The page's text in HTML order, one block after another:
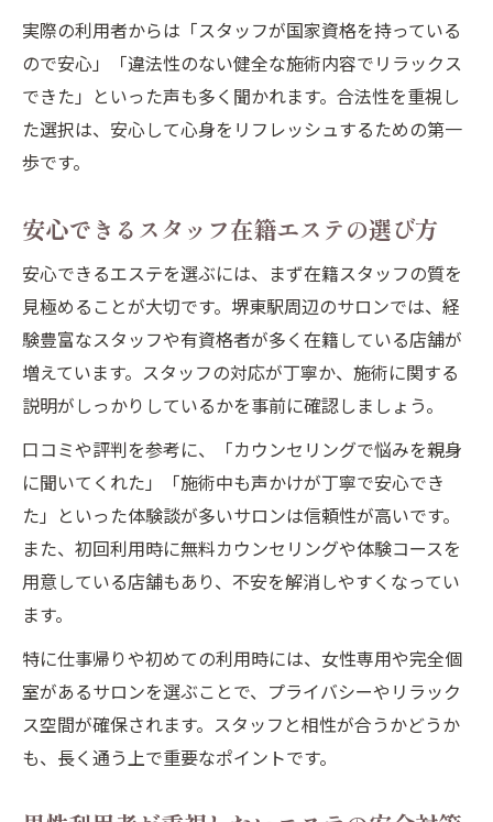
実際の利用者からは「スタッフが国家資格を持っている
ので安心」「違法性のない健全な施術内容でリラックス
できた」といった声も多く聞かれます。合法性を重視し
た選択は、安心して心身をリフレッシュするための第一
歩です。
安心できるスタッフ在籍エステの選び方
安心できるエステを選ぶには、まず在籍スタッフの質を
見極めることが大切です。堺東駅周辺のサロンでは、経
験豊富なスタッフや有資格者が多く在籍している店舗が
増えています。スタッフの対応が丁寧か、施術に関する
説明がしっかりしているかを事前に確認しましょう。
口コミや評判を参考に、「カウンセリングで悩みを親身
に聞いてくれた」「施術中も声かけが丁寧で安心でき
た」といった体験談が多いサロンは信頼性が高いです。
また、初回利用時に無料カウンセリングや体験コースを
用意している店舗もあり、不安を解消しやすくなってい
ます。
特に仕事帰りや初めての利用時には、女性専用や完全個
室があるサロンを選ぶことで、プライバシーやリラック
ス空間が確保されます。スタッフと相性が合うかどうか
も、長く通う上で重要なポイントです。